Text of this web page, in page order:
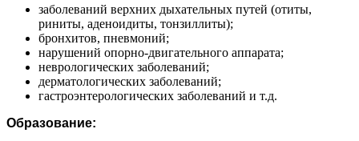
заболеваний верхних дыхательных путей (отиты,
риниты, аденоидиты, тонзиллиты);
бронхитов, пневмоний;
нарушений опорно-двигательного аппарата;
неврологических заболеваний;
дерматологических заболеваний;
гастроэнтерологических заболеваний и т.д.
Образование: